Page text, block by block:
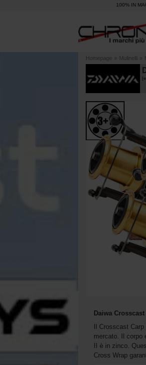
100% IN
Homepage » Mulinelli »
Daiwa
Il Crosscast
mercato. Il corpo
II è in zinco.
Cross Wrap